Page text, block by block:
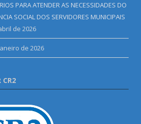
PARA ATENDER AS NECESSIDADES DO
SOCIAL DOS SERVIDORES MUNICIPAIS
de 2026
de 2026
CR2